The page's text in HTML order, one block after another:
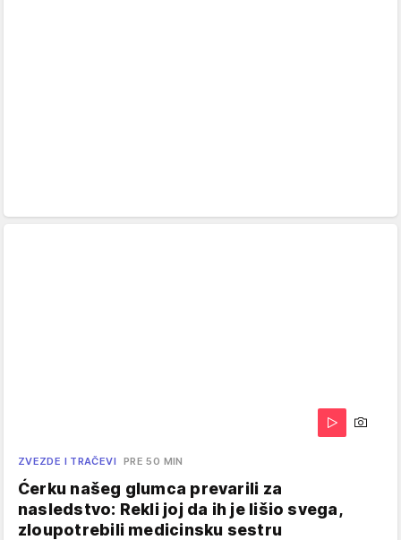
ZVEZDE I TRAČEVI PRE 50 MIN
Ćerku našeg glumca prevarili za
nasledstvo: Rekli joj da ih je lišio svega,
zloupotrebili medicinsku sestru